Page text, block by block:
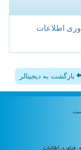
اطلاعات
بازگشت به دیجیتالر
فناوری اطلاعات